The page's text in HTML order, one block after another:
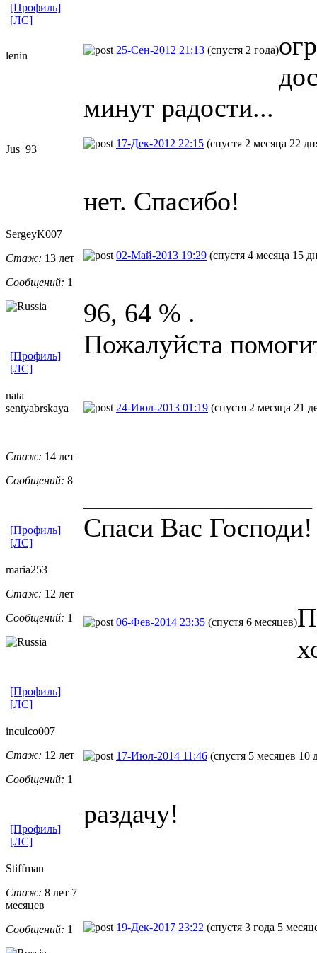
[Профиль]
[ЛС]
lenin 25-Сен-2012 21:13 (спустя 2 года)
минут радости...
Jus_93 17-Дек-2012 22:15 (спустя 2 месяца 22
нет. Спасибо!
SergeyK007
Стаж: 13 лет
Сообщений: 1
02-Май-2013 19:29 (спустя 4 месяца 15
96, 64 % .
Пожалуйста
[Профиль]
[ЛС]
nata
sentyabrskay​a
Стаж: 14 лет
Сообщений: 8
24-Июл-2013 01:19 (спустя 2 месяца 21
Спаси Вас Господи!
[Профиль]
[ЛС]
maria253
Стаж: 12 лет
Сообщений: 1 06-Фев-2014 23:35 (спустя 6 месяцев)
[Профиль]
[ЛС]
inculco007
Стаж: 12 лет
Сообщений: 1
17-Июл-2014 11:46 (спустя 5 месяцев 10
раздачу!
[Профиль]
[ЛС]
Stiffman
Стаж: 8 лет 7
месяцев
Сообщений: 1 19-Дек-2017 23:22 (спустя 3 года 5